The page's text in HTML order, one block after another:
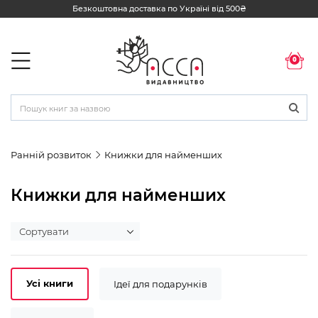
Безкоштовна доставка по Україні від 500₴
0
Ранній розвиток Книжки для найменших
Книжки для найменших
Усі книги Ідеї для подарунків